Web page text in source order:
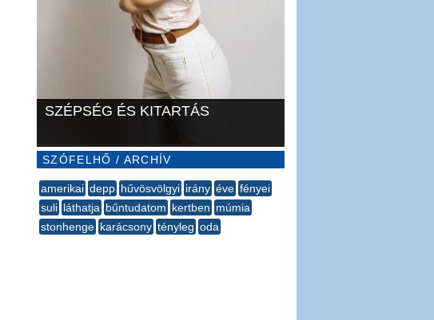
SZÉPSÉG ÉS KITARTÁS
SZÓFELHŐ / ARCHÍV
amerikai depp hűvösvölgyi irány éve fényei
suli láthatja bűntudatom kertben múmia
stonhenge karácsony tényleg oda